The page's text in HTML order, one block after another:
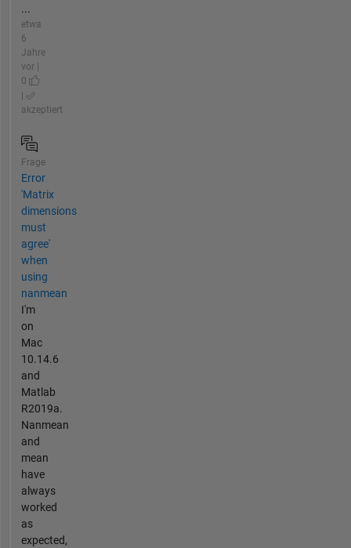
...
etwa
6
Jahre
vor |
0
akzeptiert
Frage
Error
'Matrix
dimensions
must
agree'
when
using
nanmean
I'm
on
Mac
10.14.6
and
Matlab
R2019a.
Nanmean
and
mean
have
always
worked
as
expected,